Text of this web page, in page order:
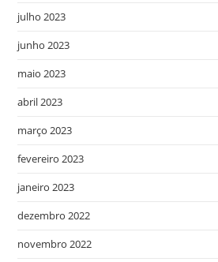
julho 2023
junho 2023
maio 2023
abril 2023
março 2023
fevereiro 2023
janeiro 2023
dezembro 2022
novembro 2022